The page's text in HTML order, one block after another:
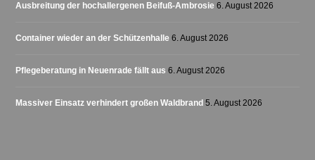
Ausbreitung der hochallergenen Beifuß-Ambrosie 6. August 2026
Container wieder an der Schützenhalle 6. August 2026
Pflegeberatung in Neuenrade fällt aus 6. August 2026
Massiver Einsatz verhindert großen Waldbrand 5. August 2026